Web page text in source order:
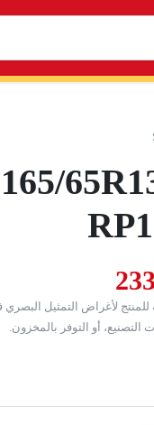
لأغراض التمثيل
التصنيع، أو التوفر بالمخزون.